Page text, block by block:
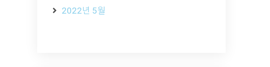
2022년 5월